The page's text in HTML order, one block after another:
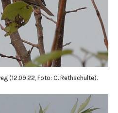
(12.09.22, Foto: C. Rethschulte).